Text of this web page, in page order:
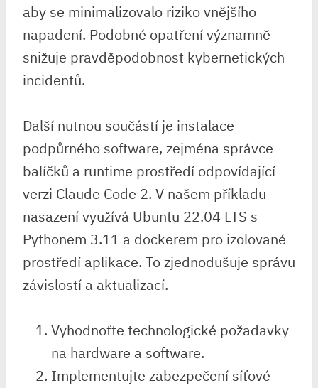
aby se minimalizovalo riziko vnějšího
⁣napadení. Podobné opatření významně
snižuje pravděpodobnost kybernetických⁢
incidentů.
Další nutnou⁣ součástí je instalace
podpůrného software, zejména správce
balíčků a⁢ runtime prostředí odpovídající
verzi⁢ Claude Code 2. V⁤ našem příkladu
nasazení využívá Ubuntu 22.04⁣ LTS s
Pythonem 3.11 a dockerem pro izolované
prostředí aplikace. To zjednodušuje správu
závislostí a aktualizací.
Vyhodnoťte technologické požadavky
na hardware a software.
Implementujte zabezpečení síťové